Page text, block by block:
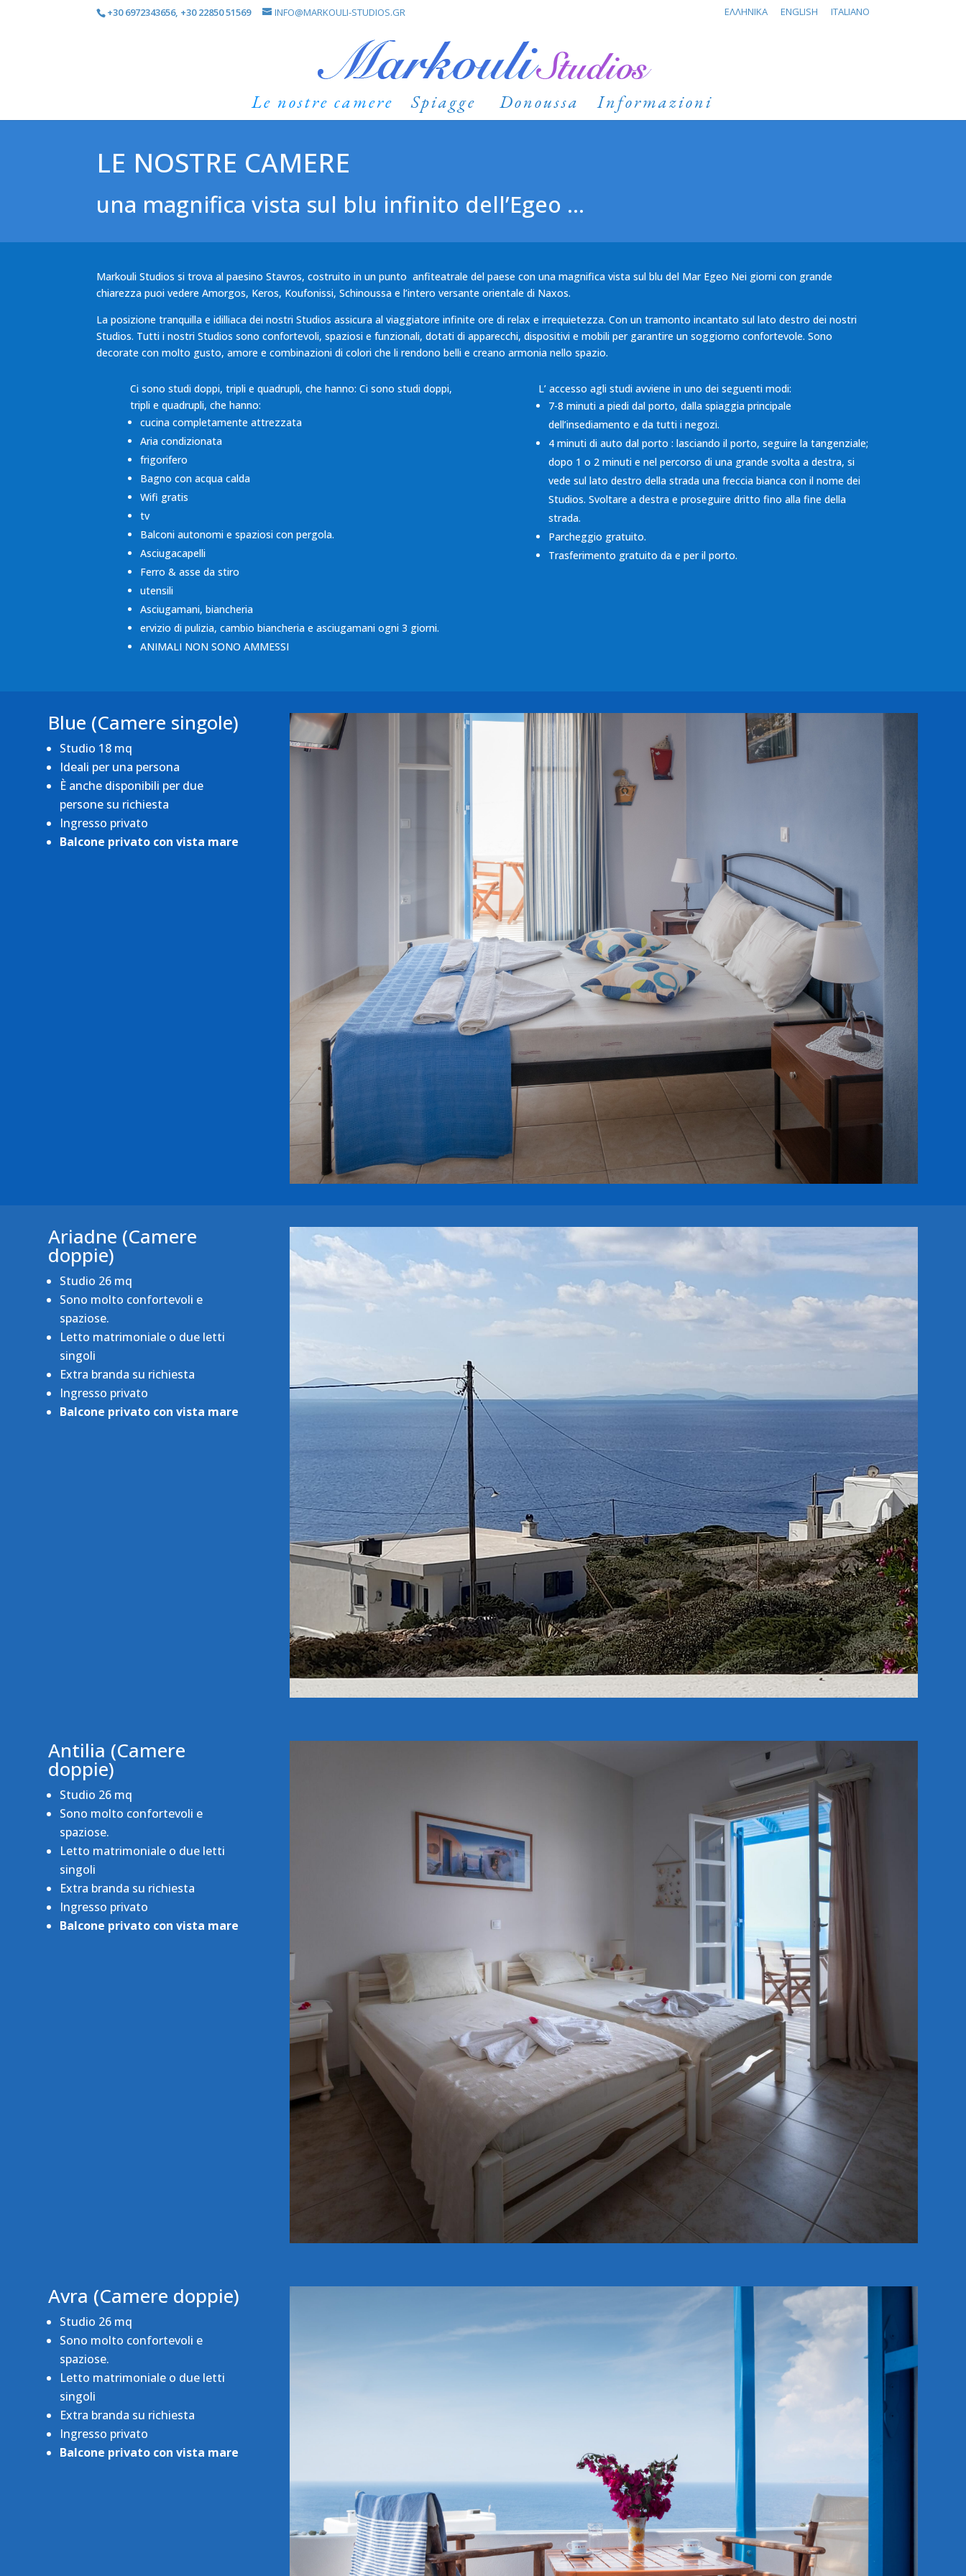
+30 6972343656, +30 22850 51569 INFO@MARKOULI-STUDIOS.GR ΕΛΛΗΝΙΚΆ ENGLISH ITALIANO
Le nostre camere Spiagge Donoussa Informazioni
LE NOSTRE CAMERE
una magnifica vista sul blu infinito dell’Egeo …
Markouli Studios si trova al paesino Stavros, costruito in un punto anfiteatrale del paese con una magnifica vista sul blu del Mar Egeo Nei giorni con grande
chiarezza puoi vedere Amorgos, Keros, Koufonissi, Schinoussa e l’intero versante orientale di Naxos.
La posizione tranquilla e idilliaca dei nostri Studios assicura al viaggiatore infinite ore di relax e irrequietezza. Con un tramonto incantato sul lato destro dei nostri
Studios. Tutti i nostri Studios sono confortevoli, spaziosi e funzionali, dotati di apparecchi, dispositivi e mobili per garantire un soggiorno confortevole. Sono
decorate con molto gusto, amore e combinazioni di colori che li rendono belli e creano armonia nello spazio.
Ci sono studi doppi, tripli e quadrupli, che hanno: Ci sono studi doppi,
tripli e quadrupli, che hanno:
cucina completamente attrezzata
Aria condizionata
frigorifero
Bagno con acqua calda
Wifi gratis
tv
Balconi autonomi e spaziosi con pergola.
Asciugacapelli
Ferro & asse da stiro
utensili
Asciugamani, biancheria
ervizio di pulizia, cambio biancheria e asciugamani ogni 3 giorni.
ANIMALI NON SONO AMMESSI
L’ accesso agli studi avviene in uno dei seguenti modi:
7-8 minuti a piedi dal porto, dalla spiaggia principale
dell’insediamento e da tutti i negozi.
4 minuti di auto dal porto : lasciando il porto, seguire la tangenziale;
dopo 1 o 2 minuti e nel percorso di una grande svolta a destra, si
vede sul lato destro della strada una freccia bianca con il nome dei
Studios. Svoltare a destra e proseguire dritto fino alla fine della
strada.
Parcheggio gratuito.
Trasferimento gratuito da e per il porto.
Blue (Camere singole)
Studio 18 mq
Ideali per una persona
È anche disponibili per due
persone su richiesta
Ingresso privato
Balcone privato con vista mare
Ariadne (Camere
doppie)
Studio 26 mq
Sono molto confortevoli e
spaziose.
Letto matrimoniale o due letti
singoli
Extra branda su richiesta
Ingresso privato
Balcone privato con vista mare
Antilia (Camere
doppie)
Studio 26 mq
Sono molto confortevoli e
spaziose.
Letto matrimoniale o due letti
singoli
Extra branda su richiesta
Ingresso privato
Balcone privato con vista mare
Avra (Camere doppie)
Studio 26 mq
Sono molto confortevoli e
spaziose.
Letto matrimoniale o due letti
singoli
Extra branda su richiesta
Ingresso privato
Balcone privato con vista mare